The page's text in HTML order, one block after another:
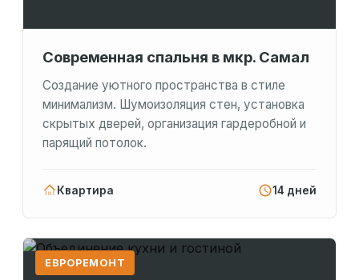
Современная спальня в мкр. Самал
Создание уютного пространства в стиле
минимализм. Шумоизоляция стен, установка
скрытых дверей, организация гардеробной и
парящий потолок.
Квартира 14 дней
ЕВРОРЕМОНТ